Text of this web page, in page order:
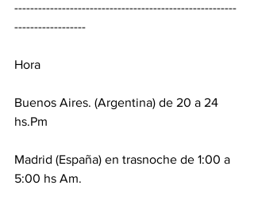
--------------------------------------------------------
------------------
Hora
Buenos Aires. (Argentina) de 20 a 24
hs.Pm
Madrid (España) en trasnoche de 1:00 a
5:00 hs Am.